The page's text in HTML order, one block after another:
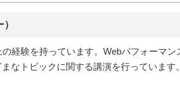
経験を持っています。Webパフォーマ
なトピックに関する講演を行っています。